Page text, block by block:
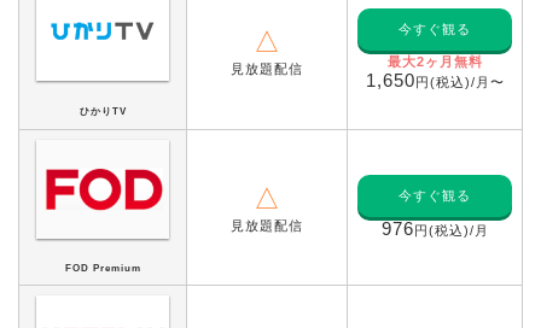
ひかりTV
△
見放題配信
今すぐ観る
最大2ヶ月無料
1,650円(税込)/月〜
FOD Premium
△
見放題配信
今すぐ観る
976円(税込)/月